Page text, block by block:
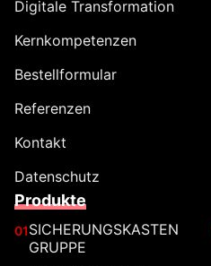
Digitale Transformation
Kernkompetenzen
Bestellformular
Referenzen
Kontakt
Datenschutz
Produkte
01SICHERUNGSKASTEN
GRUPPE